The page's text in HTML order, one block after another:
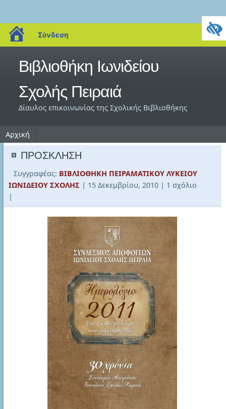
blogs.sch.gr
Σύνδεση
Βιβλιοθήκη Ιωνιδείου
Σχολής Πειραιά
Δίαυλος επικοινωνίας της Σχολικής Βιβλιοθήκης
Αρχική
ΠΡΟΣΚΛΗΣΗ
Συγγραφέας: ΒΙΒΛΙΟΘΗΚΗ ΠΕΙΡΑΜΑΤΙΚΟΥ ΛΥΚΕΙΟΥ
ΙΩΝΙΔΕΙΟΥ ΣΧΟΛΗΣ | 15 Δεκεμβρίου, 2010 | 1 σχόλιο
|